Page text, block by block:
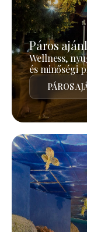
Páros
Wellness,
és minőségi
PÁROS